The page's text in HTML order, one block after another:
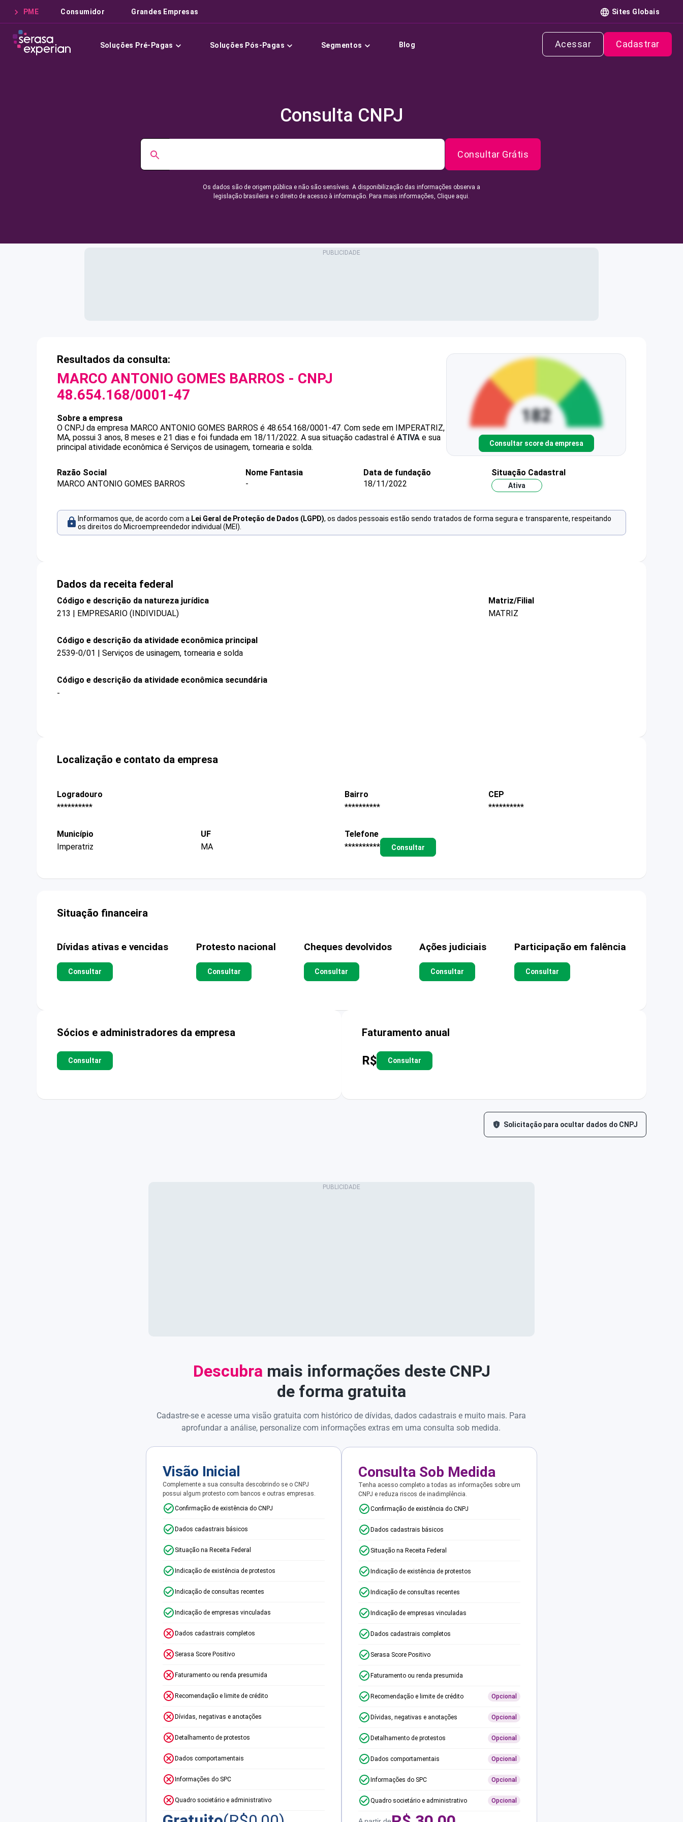
PME Consumidor Grandes Empresas Sites Globais
Soluções Pré-Pagas Soluções Pós-Pagas Segmentos Blog Acessar Cadastrar
Consulta CNPJ
Consultar Grátis
Os dados são de origem pública e não são sensíveis. A disponibilização das informações observa a
legislação brasileira e o direito de acesso à informação. Para mais informações, Clique aqui.
Resultados da consulta:
MARCO ANTONIO GOMES BARROS - CNPJ
48.654.168/0001-47
Sobre a empresa
O CNPJ da empresa MARCO ANTONIO GOMES BARROS é 48.654.168/0001-47. Com sede em IMPERATRIZ,
MA, possui 3 anos, 8 meses e 21 dias e foi fundada em 18/11/2022. A sua situação cadastral é ATIVA e sua
principal atividade econômica é Serviços de usinagem, tornearia e solda.
Consultar score da empresa
Razão Social
MARCO ANTONIO GOMES BARROS
Nome Fantasia
-
Data de fundação
18/11/2022
Situação Cadastral
Ativa
Informamos que, de acordo com a Lei Geral de Proteção de Dados (LGPD), os dados pessoais estão sendo tratados de forma segura e transparente, respeitando
os direitos do Microempreendedor individual (MEI).
Dados da receita federal
Código e descrição da natureza jurídica
213 | EMPRESARIO (INDIVIDUAL)
Matriz/Filial
MATRIZ
Código e descrição da atividade econômica principal
2539-0/01 | Serviços de usinagem, tornearia e solda
Código e descrição da atividade econômica secundária
-
Localização e contato da empresa
Logradouro
**********
Bairro
**********
CEP
**********
Município
Imperatriz
UF
MA
Telefone
**********
Consultar
Situação financeira
Dívidas ativas e vencidas
Consultar
Protesto nacional
Consultar
Cheques devolvidos
Consultar
Ações judiciais
Consultar
Participação em falência
Consultar
Sócios e administradores da empresa
Consultar
Faturamento anual
R$ Consultar
Solicitação para ocultar dados do CNPJ
Descubra mais informações deste CNPJ
de forma gratuita
Cadastre-se e acesse uma visão gratuita com histórico de dívidas, dados cadastrais e muito mais. Para
aprofundar a análise, personalize com informações extras em uma consulta sob medida.
Visão Inicial
Complemente a sua consulta descobrindo se o CNPJ
possui algum protesto com bancos e outras empresas.
Confirmação de existência do CNPJ
Dados cadastrais básicos
Situação na Receita Federal
Indicação de existência de protestos
Indicação de consultas recentes
Indicação de empresas vinculadas
Dados cadastrais completos
Serasa Score Positivo
Faturamento ou renda presumida
Recomendação e limite de crédito
Dívidas, negativas e anotações
Detalhamento de protestos
Dados comportamentais
Informações do SPC
Quadro societário e administrativo
Consulta Sob Medida
Tenha acesso completo a todas as informações sobre um
CNPJ e reduza riscos de inadimplência.
Confirmação de existência do CNPJ
Dados cadastrais básicos
Situação na Receita Federal
Indicação de existência de protestos
Indicação de consultas recentes
Indicação de empresas vinculadas
Dados cadastrais completos
Serasa Score Positivo
Faturamento ou renda presumida
Recomendação e limite de crédito Opcional
Dívidas, negativas e anotações Opcional
Detalhamento de protestos Opcional
Dados comportamentais Opcional
Informações do SPC Opcional
Quadro societário e administrativo Opcional